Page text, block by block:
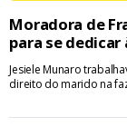
Moradora de
para se
Jesiele Munaro
direito do marido na